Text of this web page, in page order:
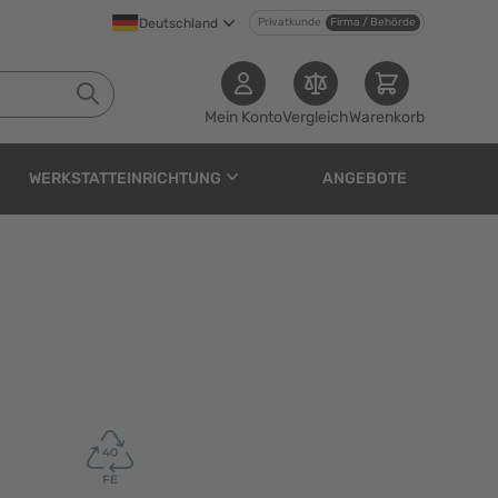
Deutschland Privatkunde Firma / Behörde
Mein KontoVergleichWarenkorb
WERKSTATTEINRICHTUNG ANGEBOTE